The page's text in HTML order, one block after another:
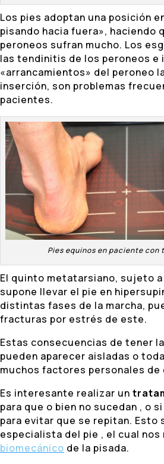
Los pies adoptan una posición
pisando hacia fuera», haciendo
peroneos sufran mucho. Los
las tendinitis de los peroneos e
«arrancamientos» del peroneo
inserción, son problemas
pacientes.
Pies equinos en paciente con
El quinto metatarsiano, sujeto
supone llevar el pie en
distintas fases de la marcha,
fracturas por estrés de este.
Estas consecuencias de tener
pueden aparecer aisladas o
muchos factores personales de
Es interesante realizar un
para que o bien no sucedan , o
para evitar que se repitan. Esto
especialista del pie , el cual nos
biomecánico de la pisada.